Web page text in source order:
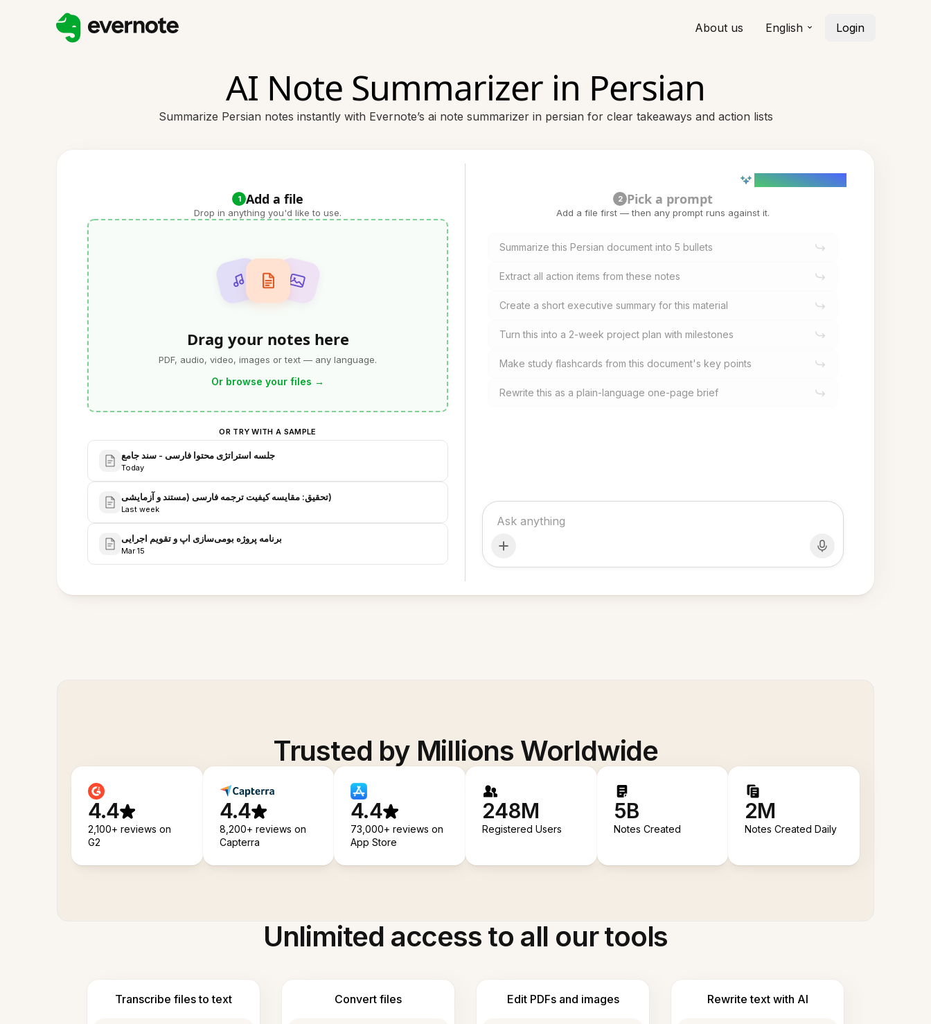
About us English Login
AI Note Summarizer in Persian
Summarize Persian notes instantly with Evernote’s ai note summarizer in persian for clear takeaways and action lists
1 Add a file
Drop in anything you'd like to use.
Drag your notes here
PDF, audio, video, images or text — any language.
Or browse your files →
OR TRY WITH A SAMPLE
جلسه استراتژی محتوا فارسی - سند جامع
Today
تحقیق: مقایسه کیفیت ترجمه فارسی (مستند و آزمایشی)
Last week
برنامه پروژه بومی‌سازی اپ و تقویم اجرایی
Mar 15
2 Pick a prompt
Add a file first — then any prompt runs against it.
Summarize this Persian document into 5 bullets
Extract all action items from these notes
Create a short executive summary for this material
Turn this into a 2-week project plan with milestones
Make study flashcards from this document's key points
Rewrite this as a plain-language one-page brief
Trusted by Millions Worldwide
4.4
2,100+ reviews on
G2
4.4
8,200+ reviews on
Capterra
4.4
73,000+ reviews on
App Store
248M
Registered Users
5B
Notes Created
2M
Notes Created Daily
Unlimited access to all our tools
Transcribe files to text Convert files Edit PDFs and images Rewrite text with AI